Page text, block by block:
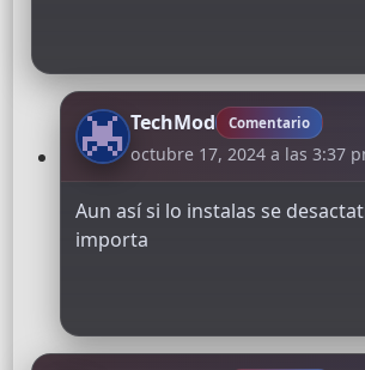
TechMod Comentario
octubre 17, 2024 a las 3:37
Aun así si lo instalas se
importa